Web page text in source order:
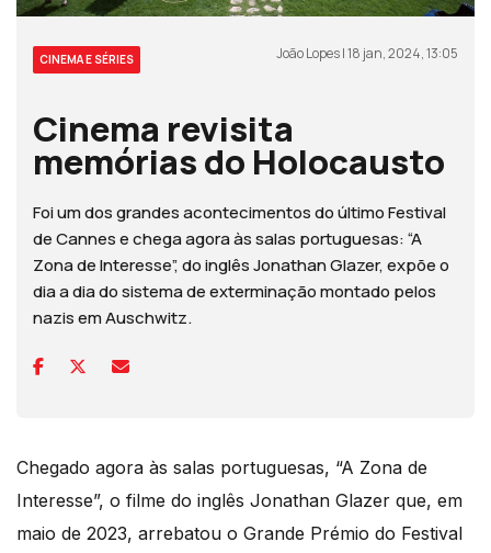
CINEMA E SÉRIES João Lopes | 18 jan, 2024, 13:05
Cinema revisita
memórias do Holocausto
Foi um dos grandes acontecimentos do último Festival
de Cannes e chega agora às salas portuguesas: “A
Zona de Interesse”, do inglês Jonathan Glazer, expõe o
dia a dia do sistema de exterminação montado pelos
nazis em Auschwitz.
Chegado agora às salas portuguesas, “A Zona de
Interesse”, o filme do inglês Jonathan Glazer que, em
maio de 2023, arrebatou o Grande Prémio do Festival